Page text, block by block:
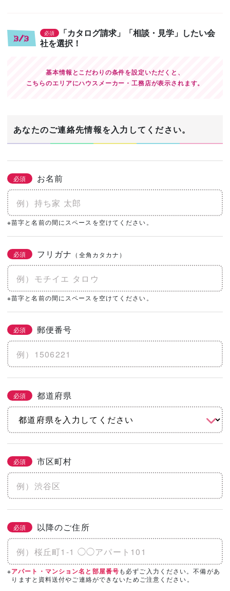
3/3
必須
「カタログ請求」「相談・見学」したい会
社を選択！
基本情報とこだわりの条件を設定いただくと、
こちらのエリアにハウスメーカー・工務店が表示されます。
あなたのご連絡先情報を入力してください。
必須 お名前
※苗字と名前の間にスペースを空けてください。
必須 フリガナ （全角カタカナ）
※苗字と名前の間にスペースを空けてください。
必須 郵便番号
必須 都道府県
必須 市区町村
必須 以降のご住所
※アパート・マンション名と部屋番号も必ずご入力ください。不備があ
りますと資料送付やご連絡ができないためご注意ください。